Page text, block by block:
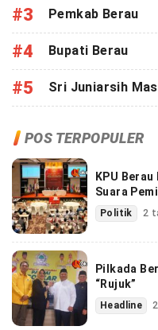
#3 Pemkab Berau
#4 Bupati Berau
#5 Sri Juniarsih Mas
POS TERPOPULER
KPU
Suara
Politik 2
Pilkada
“Rujuk”
Headline